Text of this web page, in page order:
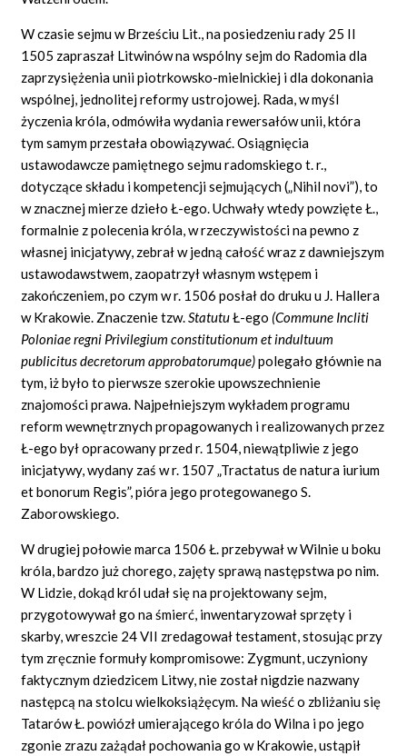
W czasie sejmu w Brześciu Lit., na posiedzeniu rady 25 II
1505 zapraszał Litwinów na wspólny sejm do Radomia dla
zaprzysiężenia unii piotrkowsko-mielnickiej i dla dokonania
wspólnej, jednolitej reformy ustrojowej. Rada, w myśl
życzenia króla, odmówiła wydania rewersałów unii, która
tym samym przestała obowiązywać. Osiągnięcia
ustawodawcze pamiętnego sejmu radomskiego t. r.,
dotyczące składu i kompetencji sejmujących („Nihil novi”), to
w znacznej mierze dzieło Ł-ego. Uchwały wtedy powzięte Ł.,
formalnie z polecenia króla, w rzeczywistości na pewno z
własnej inicjatywy, zebrał w jedną całość wraz z dawniejszym
ustawodawstwem, zaopatrzył własnym wstępem i
zakończeniem, po czym w r. 1506 posłał do druku u J. Hallera
w Krakowie. Znaczenie tzw.StatutuŁ-ego (Commune Incliti
Poloniaeregni Privilegiumconstitutionumetindultuum
publicitusdecretorum approbatorumque)polegało głównie na
tym, iż było to pierwsze szerokie upowszechnienie
znajomości prawa. Najpełniejszym wykładem programu
reform wewnętrznych propagowanych i realizowanych przez
Ł-ego był opracowany przed r. 1504, niewątpliwie z jego
inicjatywy, wydany zaś w r. 1507 „Tractatus de natura iurium
et bonorum Regis”, pióra jego protegowanego S.
Zaborowskiego.
W drugiej połowie marca 1506 Ł. przebywał w Wilnie u boku
króla, bardzo już chorego, zajęty sprawą następstwa po nim.
W Lidzie, dokąd król udał się na projektowany sejm,
przygotowywał go na śmierć, inwentaryzował sprzęty i
skarby, wreszcie 24 VII zredagował testament, stosując przy
tym zręcznie formuły kompromisowe: Zygmunt, uczyniony
faktycznym dziedzicem Litwy, nie został nigdzie nazwany
następcą na stolcu wielkoksiążęcym. Na wieść o zbliżaniu się
Tatarów Ł. powiózł umierającego króla do Wilna i po jego
zgonie zrazu zażądał pochowania go w Krakowie, ustąpił